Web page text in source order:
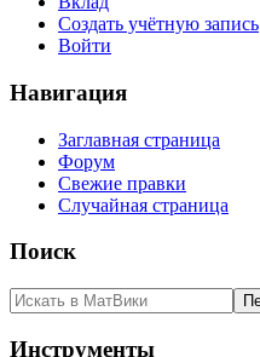
Создать учётную запись
Войти
Навигация
Заглавная страница
Форум
Свежие правки
Случайная страница
Поиск
Инструменты